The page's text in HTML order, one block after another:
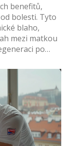
benefitů,
bolesti. Tyto
blaho,
mezi matkou
po
úpravu
v boji s